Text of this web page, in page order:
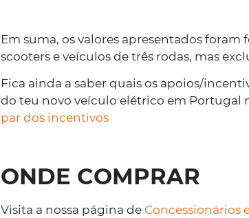
Em suma, os valores apresentados foram
scooters e veículos de três rodas, mas
Fica ainda a saber quais os apoios/
do teu novo veículo elétrico em Portugal
par dos incentivos
ONDE COMPRAR
Visita a nossa página de Concessionários